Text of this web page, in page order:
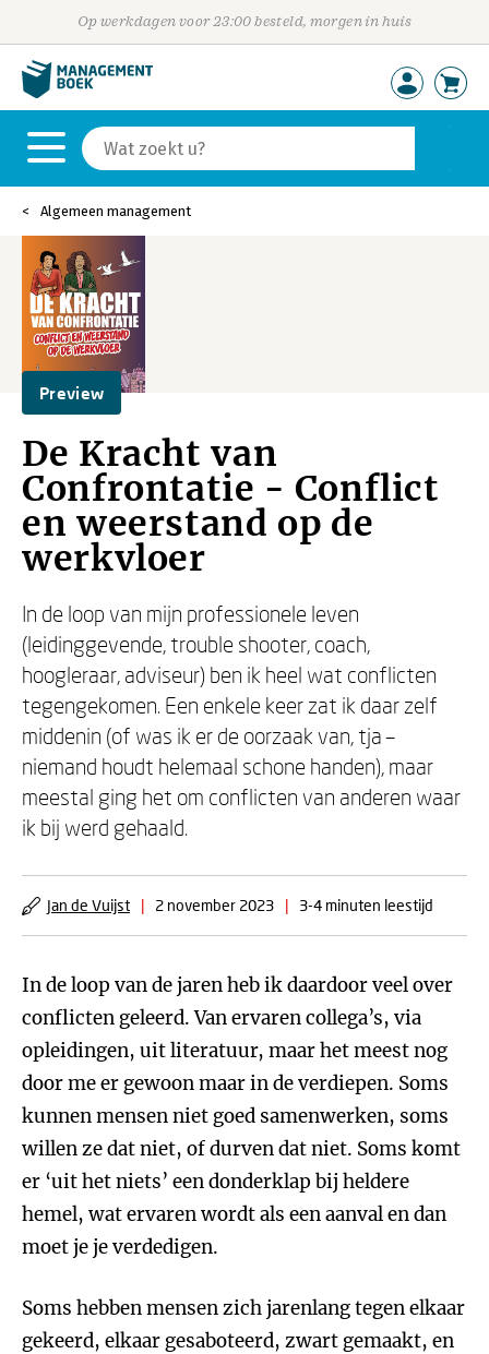
Op werkdagen voor 23:00 besteld, morgen in huis
Algemeen management
Preview
De Kracht van
Confrontatie - Conflict
en weerstand op de
werkvloer
In de loop van mijn professionele leven
(leidinggevende, trouble shooter, coach,
hoogleraar, adviseur) ben ik heel wat conflicten
tegengekomen. Een enkele keer zat ik daar zelf
middenin (of was ik er de oorzaak van, tja –
niemand houdt helemaal schone handen), maar
meestal ging het om conflicten van anderen waar
ik bij werd gehaald.
Jan de Vuijst | 2 november 2023 | 3-4 minuten leestijd
In de loop van de jaren heb ik daardoor veel over
conflicten geleerd. Van ervaren collega’s, via
opleidingen, uit literatuur, maar het meest nog
door me er gewoon maar in de verdiepen. Soms
kunnen mensen niet goed samenwerken, soms
willen ze dat niet, of durven dat niet. Soms komt
er ‘uit het niets’ een donderklap bij heldere
hemel, wat ervaren wordt als een aanval en dan
moet je je verdedigen.
Soms hebben mensen zich jarenlang tegen elkaar
gekeerd, elkaar gesaboteerd, zwart gemaakt, en